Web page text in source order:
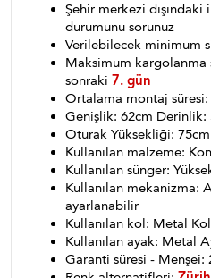
Şehir merkezi
durumunu sorunuz
Verilebilecek minimum
Maksimum kargolanma
sonraki 7. gün
Ortalama montaj
Genişlik: 62cm Derinlik:
Oturak Yüksekliği: 75cm
Kullanılan malzeme:
Kullanılan sünger:
Kullanılan mekanizma:
ayarlanabilir
Kullanılan kol: Metal
Kullanılan ayak: Metal
Garanti süresi - Menşei: